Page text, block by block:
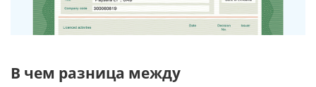
В чем разница между